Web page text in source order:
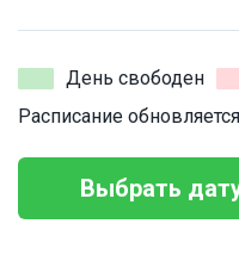
День свободен
Расписание
Выбрать